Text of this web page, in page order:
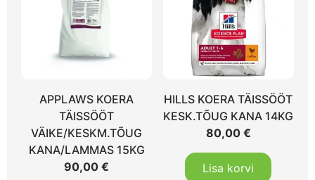
APPLAWS KOERA
TÄISSÖÖT
VÄIKE/KESKM.TÕUG
KANA/LAMMAS 15KG
90,00€
HILLS KOERA TÄISSÖÖT
KESK.TÕUG KANA 14KG
80,00 €
Lisa korvi